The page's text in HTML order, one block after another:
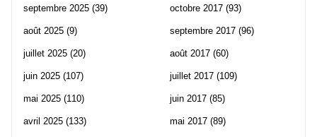
septembre 2025 (39)
août 2025 (9)
juillet 2025 (20)
juin 2025 (107)
mai 2025 (110)
avril 2025 (133)
octobre 2017 (93)
septembre 2017 (96)
août 2017 (60)
juillet 2017 (109)
juin 2017 (85)
mai 2017 (89)